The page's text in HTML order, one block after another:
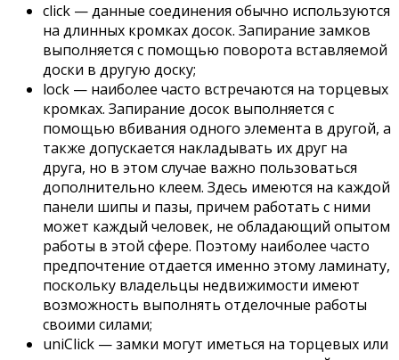
click — данные соединения обычно используются
на длинных кромках досок. Запирание замков
выполняется с помощью поворота вставляемой
доски в другую доску;
lock — наиболее часто встречаются на торцевых
кромках. Запирание досок выполняется с
помощью вбивания одного элемента в другой, а
также допускается накладывать их друг на
друга, но в этом случае важно пользоваться
дополнительно клеем. Здесь имеются на каждой
панели шипы и пазы, причем работать с ними
может каждый человек, не обладающий опытом
работы в этой сфере. Поэтому наиболее часто
предпочтение отдается именно этому ламинату,
поскольку владельцы недвижимости имеют
возможность выполнять отделочные работы
своими силами;
uniClick — замки могут иметься на торцевых или